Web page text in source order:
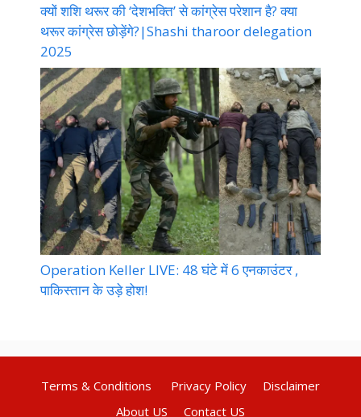
क्यों शशि थरूर की ‘देशभक्ति’ से कांग्रेस परेशान है? क्या
थरूर कांग्रेस छोड़ेंगे?|Shashi tharoor delegation
2025
Operation Keller LIVE: 48 घंटे में 6 एनकाउंटर ,
पाकिस्तान के उड़े होश!
Terms & Conditions Privacy Policy
Disclaimer
About US
Contact US